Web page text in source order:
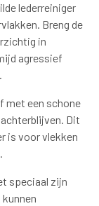
lederreiniger
Breng de
in
agressief
met een schone
Dit
is voor vlekken
speciaal zijn